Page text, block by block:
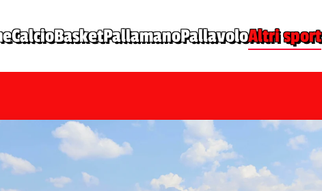
CalcioBasketPallamanoPallavoloAltri sport